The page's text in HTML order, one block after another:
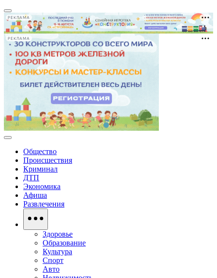
РЕКЛАМА
РЕКЛАМА
Общество
Происшествия
Криминал
ДТП
Экономика
Афиша
Развлечения
Здоровье
Образование
Культура
Спорт
Авто